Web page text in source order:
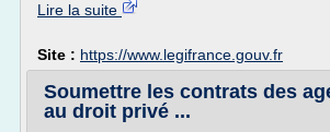
Lire la suite
Site : https://www.legifrance.gouv.fr
Soumettre les contrats des
au droit privé ...